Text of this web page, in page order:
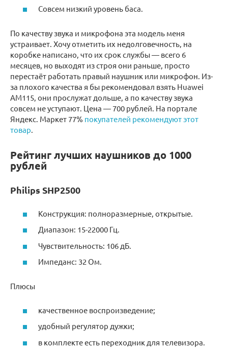
Совсем низкий уровень баса.
По качеству звука и микрофона эта модель меня
устраивает. Хочу отметить их недолговечность, на
коробке написано, что их срок службы — всего 6
месяцев, но выходят из строя они раньше, просто
перестаёт работать правый наушник или микрофон. Из-
за плохого качества я бы рекомендовал взять Huawei
AM115, они прослужат дольше, а по качеству звука
совсем не уступают. Цена — 700 рублей. На портале
Яндекс. Маркет 77% покупателей рекомендуют этот
товар.
Рейтинг лучших наушников до 1000
рублей
Philips SHP2500
Конструкция: полноразмерные, открытые.
Диапазон: 15-22000 Гц.
Чувствительность: 106 дБ.
Импеданс: 32 Ом.
Плюсы
качественное воспроизведение;
удобный регулятор дужки;
в комплекте есть переходник для телевизора.